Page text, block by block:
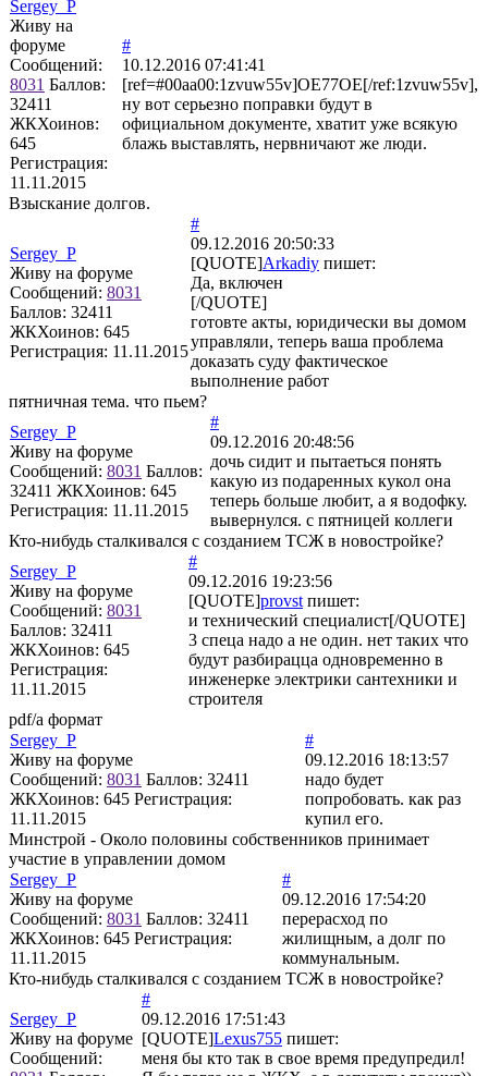
Sergey_P
Живу на
форуме
Сообщений:
8031 Баллов:
32411
ЖКХоинов:
645
Регистрация:
11.11.2015
#
10.12.2016 07:41:41
[ref=#00aa00:1zvuw55v]OE77OE[/ref:1zvuw55v],
ну вот серьезно поправки будут в
официальном документе, хватит уже всякую
блажь выставлять, нервничают же люди.
Взыскание долгов.
Sergey_P
Живу на форуме
Сообщений: 8031
Баллов: 32411
ЖКХоинов: 645
Регистрация: 11.11.2015
#
09.12.2016 20:50:33
[QUOTE]Arkadiy пишет:
Да, включен
[/QUOTE]
готовте акты, юридически вы домом
управляли, теперь ваша проблема
доказать суду фактическое
выполнение работ
пятничная тема. что пьем?
Sergey_P
Живу на форуме
Сообщений: 8031 Баллов:
32411 ЖКХоинов: 645
Регистрация: 11.11.2015
#
09.12.2016 20:48:56
дочь сидит и пытаеться понять
какую из подаренных кукол она
теперь больше любит, а я водофку.
вывернулся. с пятницей коллеги
Кто-нибудь сталкивался с созданием ТСЖ в новостройке?
Sergey_P
Живу на форуме
Сообщений: 8031
Баллов: 32411
ЖКХоинов: 645
Регистрация:
11.11.2015
#
09.12.2016 19:23:56
[QUOTE]provst пишет:
и технический специалист[/QUOTE]
3 спеца надо а не один. нет таких что
будут разбирацца одновременно в
инженерке электрики сантехники и
строителя
pdf/a формат
Sergey_P
Живу на форуме
Сообщений: 8031 Баллов: 32411
ЖКХоинов: 645 Регистрация:
11.11.2015
#
09.12.2016 18:13:57
надо будет
попробовать. как раз
купил его.
Минстрой - Около половины собственников принимает
участие в управлении домом
Sergey_P
Живу на форуме
Сообщений: 8031 Баллов: 32411
ЖКХоинов: 645 Регистрация:
11.11.2015
#
09.12.2016 17:54:20
перерасход по
жилищным, а долг по
коммунальным.
Кто-нибудь сталкивался с созданием ТСЖ в новостройке?
Sergey_P
Живу на форуме
Сообщений:
#
09.12.2016 17:51:43
[QUOTE]Lexus755 пишет:
меня бы кто так в свое время предупредил!